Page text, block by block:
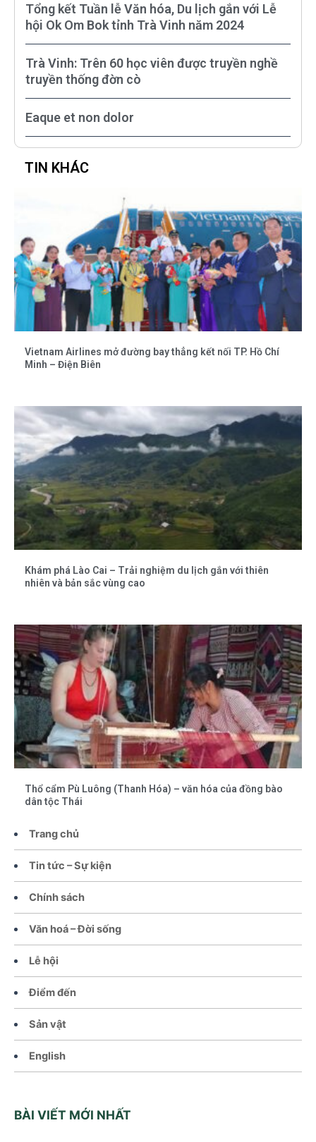
Trang chủ
Tin tức – Sự kiện
Chính sách
Văn hoá – Đời sống
Lễ hội
Điểm đến
Sản vật
English
BÀI VIẾT MỚI NHẤT
Tổng kết Tuần lễ Văn hóa, Du lịch gắn với Lễ
hội Ok Om Bok tỉnh Trà Vinh năm 2024
Trà Vinh: Trên 60 học viên được truyền nghề
truyền thống đờn cò
Eaque et non dolor
TIN KHÁC
Vietnam Airlines mở đường bay thẳng kết nối TP. Hồ Chí
Minh – Điện Biên
Khám phá Lào Cai – Trải nghiệm du lịch gắn với thiên
nhiên và bản sắc vùng cao
Thổ cẩm Pù Luông (Thanh Hóa) – văn hóa của đồng bào
dân tộc Thái